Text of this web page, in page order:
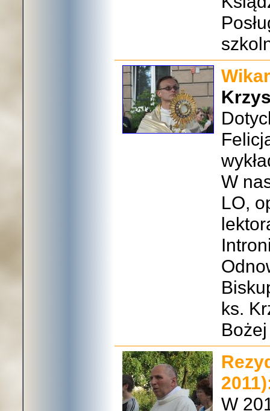
W
LO,
ks.
W